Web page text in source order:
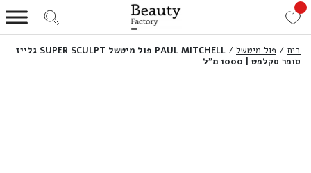
בית / פול מיטשל /
PAUL MITCHELL פול מיטשל SUPER SCULPT גלייז
סופר סקלפט | 1000 מ”ל